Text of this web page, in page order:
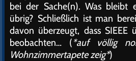
bei der Sache(n). Was bleibt
übrig? Schließlich ist man
davon überzeugt, dass SIEEE
beobachten… (*auf völlig
Wohnzimmertapete zeig*)